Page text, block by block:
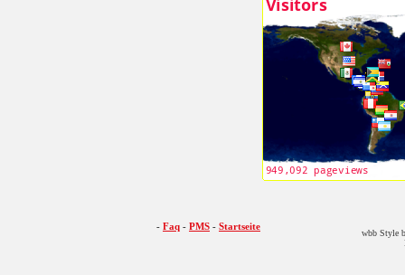
- Faq - PMS - Startseite
wbb Style